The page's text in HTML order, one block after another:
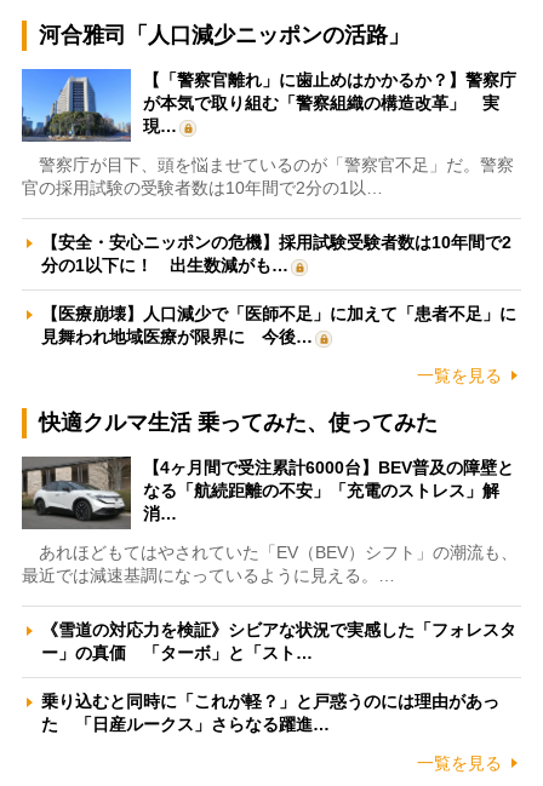
河合雅司「人口減少ニッポンの活路」
【「警察官離れ」に歯止めはかかるか？】警察庁
が本気で取り組む「警察組織の構造改革」 実
現…
警察庁が目下、頭を悩ませているのが「警察官不足」だ。警察
官の採用試験の受験者数は10年間で2分の1以…
【安全・安心ニッポンの危機】採用試験受験者数は10年間で2
分の1以下に！ 出生数減がも…
【医療崩壊】人口減少で「医師不足」に加えて「患者不足」に
見舞われ地域医療が限界に 今後…
一覧を見る
快適クルマ生活 乗ってみた、使ってみた
【4ヶ月間で受注累計6000台】BEV普及の障壁と
なる「航続距離の不安」「充電のストレス」解
消…
あれほどもてはやされていた「EV（BEV）シフト」の潮流も、
最近では減速基調になっているように見える。…
《雪道の対応力を検証》シビアな状況で実感した「フォレスタ
ー」の真価 「ターボ」と「スト…
乗り込むと同時に「これが軽？」と戸惑うのには理由があっ
た 「日産ルークス」さらなる躍進…
一覧を見る